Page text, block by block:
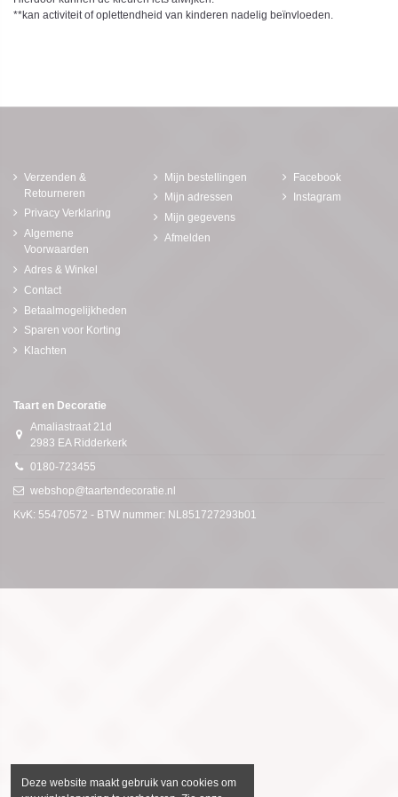
**kan activiteit of oplettendheid van kinderen nadelig beïnvloeden.
Verzenden &
Retourneren
Privacy Verklaring
Algemene
Voorwaarden
Adres & Winkel
Contact
Betaalmogelijkheden
Sparen voor Korting
Klachten
Mijn bestellingen
Mijn adressen
Mijn gegevens
Afmelden
Facebook
Instagram
Taart en Decoratie
Amaliastraat 21d
2983 EA Ridderkerk
0180-723455
webshop@taartendecoratie.nl
KvK: 55470572 - BTW nummer: NL851727293b01
Deze website maakt gebruik van cookies om